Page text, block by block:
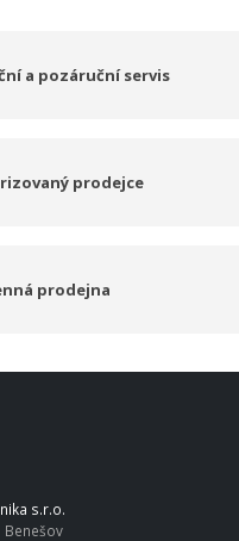
a pozáruční servis
prodejce
prodejna
s.r.o.
Benešov